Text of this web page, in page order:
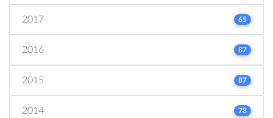
2017 65
2016 87
2015 87
2014 78